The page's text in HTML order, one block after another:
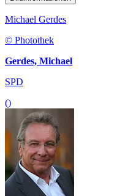
Michael Gerdes
© Photothek
Gerdes, Michael
SPD
()